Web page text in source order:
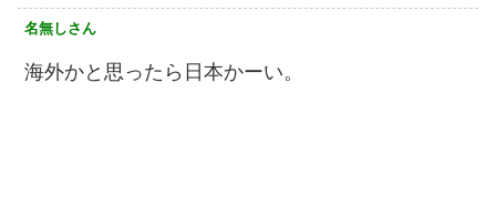
名無しさん
海外かと思ったら日本かーい。